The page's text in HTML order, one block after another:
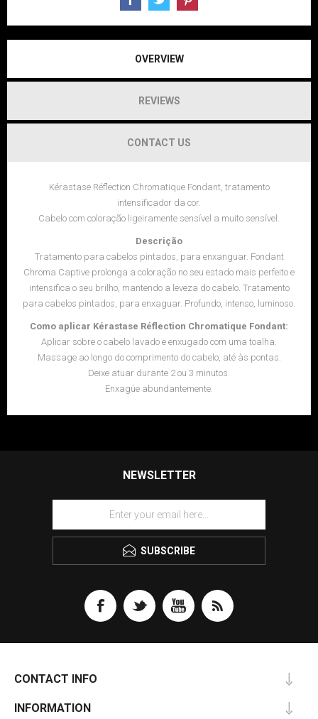
OVERVIEW
REVIEWS
CONTACT US
Kérastase Réflection Chromatique Fondant, tratamento
intensificador da cor.
Cabelo com coloração ligeiramente sensível a muito sensível.
Descrição
Tratamento para cabelos pintados, para enxanguar. Fondant
Chroma Captive prolonga a coloração no seu estado mais perfeito e
intensifica o seu brilho, mantendo a leveza do cabelo. Tratamento
para cabelos pintados, para enxaguar. Profundo, intenso, luminoso.
Como aplicar Kérastase Réflection Chromatique Fondant:
Aplicar sobre o cabelo lavado e enxugado com uma toalha.
Massage ao longo do comprimento do cabelo, até às pontas.
Deixe atuar durante 2 ou 3 minutos.
Enxagúe abundantemente.
NEWSLETTER
SUBSCRIBE
CONTACT INFO
INFORMATION